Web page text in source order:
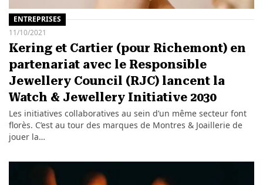
ENTREPRISES
11/10/2021
Kering et Cartier (pour Richemont) en
partenariat avec le Responsible
Jewellery Council (RJC) lancent la
Watch & Jewellery Initiative 2030
Les initiatives collaboratives au sein d’un même secteur font
florès. C’est au tour des marques de Montres & Joaillerie de
jouer la…